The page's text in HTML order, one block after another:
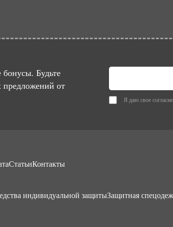
Будьте
предложений от
Я даю свое
СтатьиКонтакты
индивидуальной защитыЗащитная